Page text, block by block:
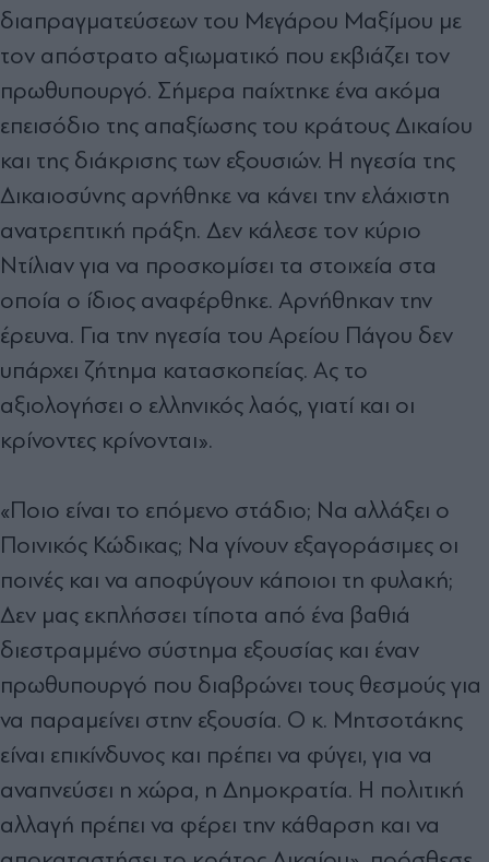
διαπραγματεύσεων του Μεγάρου Μαξίμου με
τον απόστρατο αξιωματικό που εκβιάζει τον
πρωθυπουργό. Σήμερα παίχτηκε ένα ακόμα
επεισόδιο της απαξίωσης του κράτους Δικαίου
και της διάκρισης των εξουσιών. Η ηγεσία της
Δικαιοσύνης αρνήθηκε να κάνει την ελάχιστη
ανατρεπτική πράξη. Δεν κάλεσε τον κύριο
Ντίλιαν για να προσκομίσει τα στοιχεία στα
οποία ο ίδιος αναφέρθηκε. Αρνήθηκαν την
έρευνα. Για την ηγεσία του Αρείου Πάγου δεν
υπάρχει ζήτημα κατασκοπείας. Ας το
αξιολογήσει ο ελληνικός λαός, γιατί και οι
κρίνοντες κρίνονται».
«Ποιο είναι το επόμενο στάδιο; Να αλλάξει ο
Ποινικός Κώδικας; Να γίνουν εξαγοράσιμες οι
ποινές και να αποφύγουν κάποιοι τη φυλακή;
Δεν μας εκπλήσσει τίποτα από ένα βαθιά
διεστραμμένο σύστημα εξουσίας και έναν
πρωθυπουργό που διαβρώνει τους θεσμούς για
να παραμείνει στην εξουσία. Ο κ. Μητσοτάκης
είναι επικίνδυνος και πρέπει να φύγει, για να
αναπνεύσει η χώρα, η Δημοκρατία. Η πολιτική
αλλαγή πρέπει να φέρει την κάθαρση και να